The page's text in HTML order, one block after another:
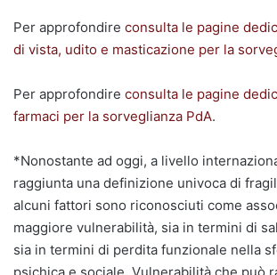
Per approfondire consulta le pagine
di vista, udito e masticazione per la
Per approfondire consulta le pagine
farmaci per la sorveglianza PdA.
*Nonostante ad oggi, a livello
raggiunta una definizione univoca di
alcuni fattori sono riconosciuti come
maggiore vulnerabilità, sia in termini di
sia in termini di perdita funzionale nella